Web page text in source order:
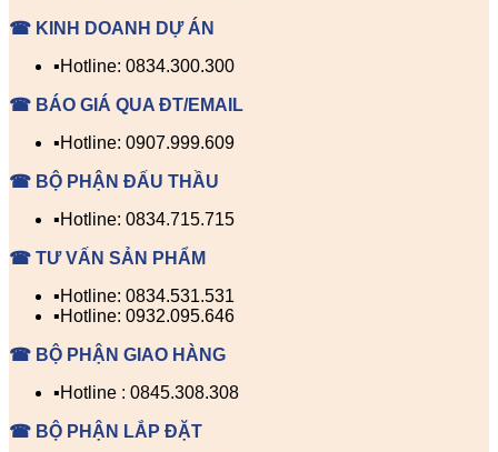
☎ KINH DOANH DỰ ÁN
▪️Hotline: 0834.300.300
☎ BÁO GIÁ QUA ĐT/EMAIL
▪️Hotline: 0907.999.609
☎ BỘ PHẬN ĐẤU THẦU
▪️Hotline: 0834.715.715
☎ TƯ VẤN SẢN PHẨM
▪️Hotline: 0834.531.531
▪️Hotline: 0932.095.646
☎ BỘ PHẬN GIAO HÀNG
▪️Hotline : 0845.308.308
☎ BỘ PHẬN LẮP ĐẶT